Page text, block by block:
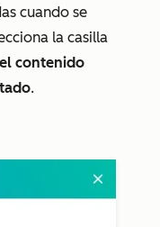
cuando se
la casilla
contenido
.